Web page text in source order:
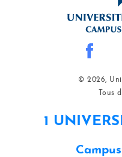
© 2026,
Tous
1